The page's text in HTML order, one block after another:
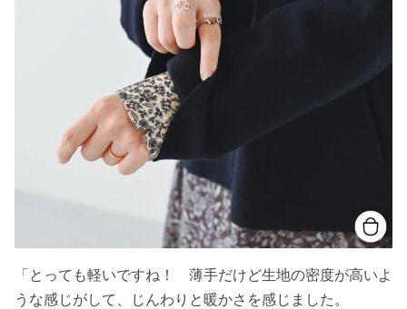
「とっても軽いですね！ 薄手だけど生地の密度が高いよ
うな感じがして、じんわりと暖かさを感じました。